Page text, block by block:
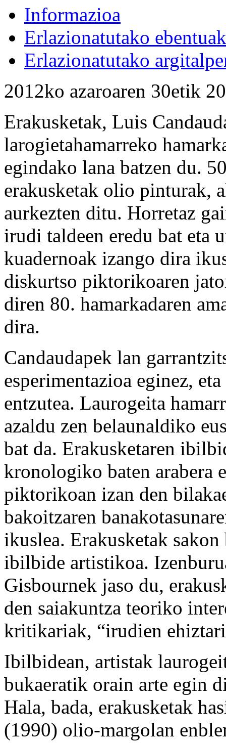
Informazioa
Erlazionatutako ebentuak
Erlazionatutako
2012ko azaroaren 30etik
Erakusketak, Luis
larogietahamarreko
egindako lana batzen du.
erakusketak olio pinturak,
aurkezten ditu. Horretaz
irudi taldeen eredu bat eta
kuadernoak izango dira
diskurtso piktorikoaren
diren 80. hamarkadaren
dira.
Candaudapek lan
esperimentazioa eginez,
entzutea. Laurogeita
azaldu zen belaunaldiko
bat da. Erakusketaren
kronologiko baten arabera
piktorikoan izan den
bakoitzaren
ikuslea. Erakusketak
ibilbide artistikoa.
Gisbournek jaso du,
den saiakuntza teoriko
kritikariak, “irudien
Ibilbidean, artistak
bukaeratik orain arte egin
Hala, bada, erakusketak
(1990) olio-margolan